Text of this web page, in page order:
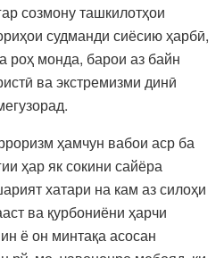
созмону ташкилотҳои
судманди сиёсию ҳарбӣ,
роҳ монда, барои аз байн
ва экстремизми динӣ
ҳамчун вабои аср ба
ҳар як сокини сайёра
хатари на кам аз силоҳи
ва қурбониёни ҳарчи
ё он минтақа асосан